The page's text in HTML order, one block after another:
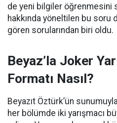
de yeni bilgiler öğrenmesini
hakkında yöneltilen bu soru
gören sorularından biri oldu.
Beyaz’la Joker
Formatı Nasıl?
Beyazıt Öztürk’ün
her bölümde iki yarışmacı